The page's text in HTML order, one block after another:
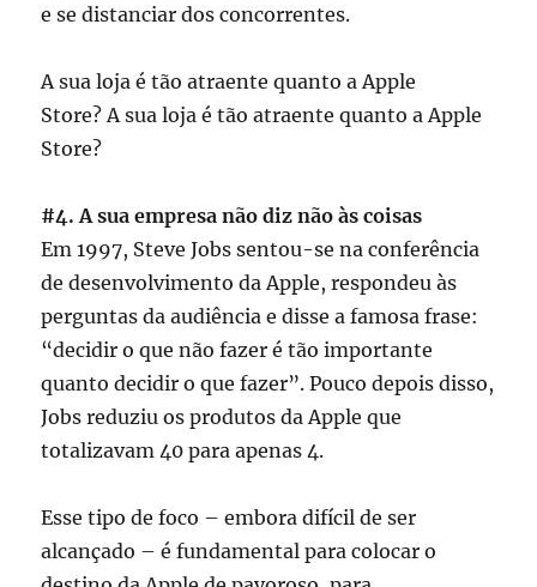
e se distanciar dos concorrentes.
A sua loja é tão atraente quanto a Apple
Store? A sua loja é tão atraente quanto a Apple
Store?
#4. A sua empresa não diz não às coisas
Em 1997, Steve Jobs sentou-se na conferência
de desenvolvimento da Apple, respondeu às
perguntas da audiência e disse a famosa frase:
“decidir o que não fazer é tão importante
quanto decidir o que fazer”. Pouco depois disso,
Jobs reduziu os produtos da Apple que
totalizavam 40 para apenas 4.
Esse tipo de foco – embora difícil de ser
alcançado – é fundamental para colocar o